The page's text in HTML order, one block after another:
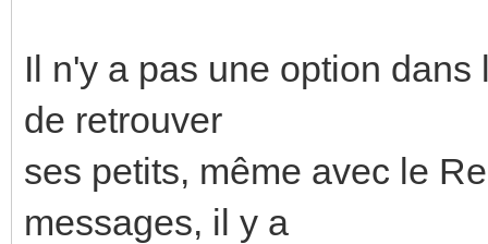
Il n'y a pas une option
de retrouver
ses petits, même avec le
messages, il y a